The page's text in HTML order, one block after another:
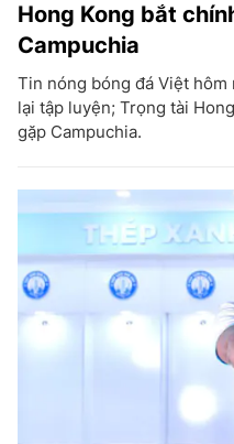
Hong Kong bắt
Campuchia
Tin nóng bóng đá Việt
lại tập luyện; Trọng tài
gặp Campuchia.